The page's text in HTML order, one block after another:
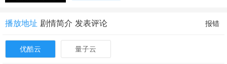
播放地址 剧情简介 发表评论 报错
优酷云 量子云